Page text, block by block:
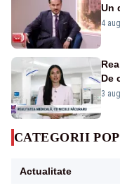
Un
4
De
3
CATEGORII
Actualitate